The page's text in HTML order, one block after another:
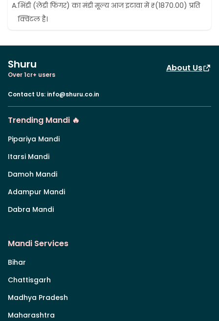
A.भिंडी (लेडी फिंगर) का मंडी मूल्य आज इटावा में ₹(1870.00) प्रति
क्विंटल है।
Shuru
Over 1cr+ users
About Us
Contact Us: info@shuru.co.in
Trending Mandi 🔥
Pipariya Mandi
Itarsi Mandi
Damoh Mandi
Adampur Mandi
Dabra Mandi
Mandi Services
Bihar
Chattisgarh
Madhya Pradesh
Maharashtra